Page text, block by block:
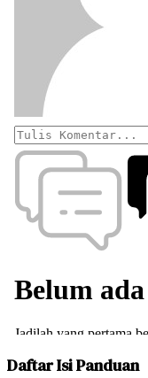
Daftar Isi Panduan